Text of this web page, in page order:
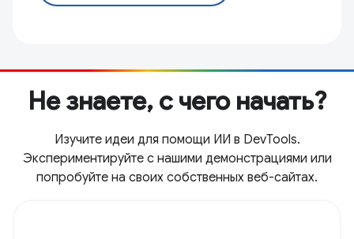
Не знаете, с чего начать?
Изучите идеи для помощи ИИ в DevTools.
Экспериментируйте с нашими демонстрациями или
попробуйте на своих собственных веб-сайтах.